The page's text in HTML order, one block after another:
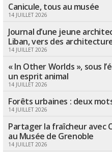
Canicule, tous au musée
14 JUILLET 2026
Journal d’une jeune
Liban, vers des
14 JUILLET 2026
« In Other Worlds », sous
un esprit animal
14 JUILLET 2026
Forêts urbaines : deux
14 JUILLET 2026
Partager la fraîcheur avec
au Musée de Grenoble
14 JUILLET 2026